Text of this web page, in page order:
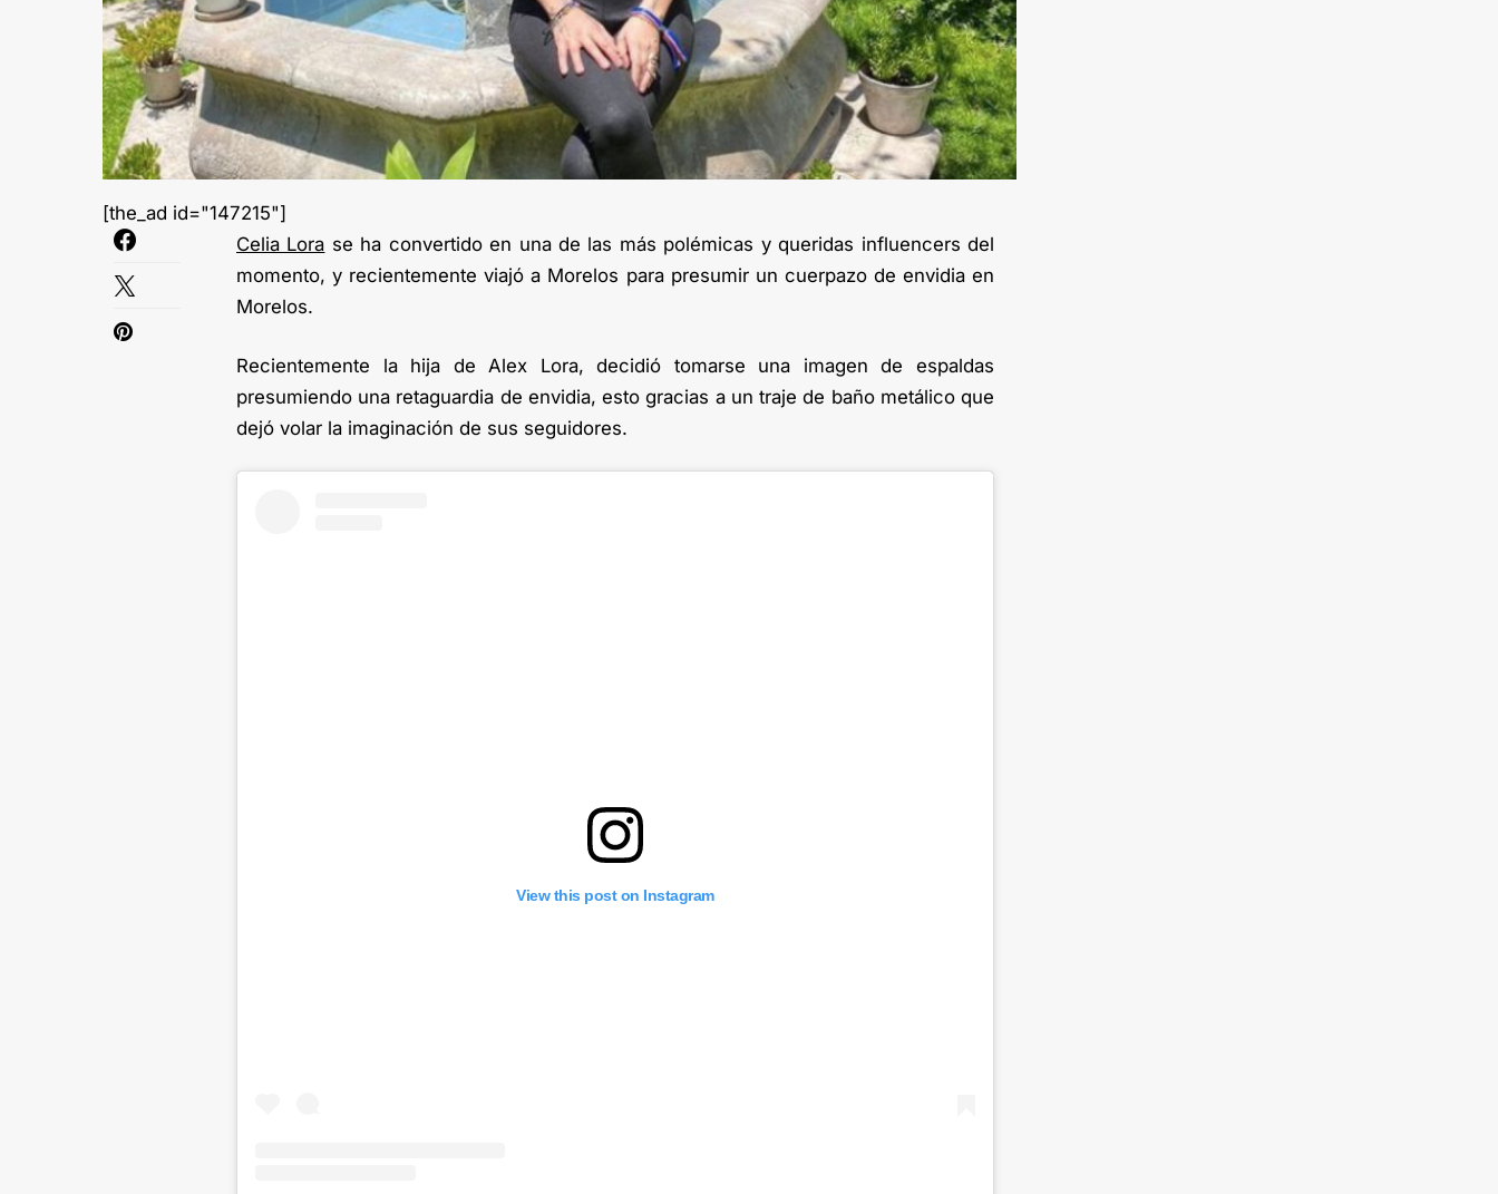
[the_ad id="147215"]
Celia Lora se ha convertido en una de las más polémicas y queridas influencers del
momento, y recientemente viajó a Morelos para presumir un cuerpazo de envidia en
Morelos.
Recientemente la hija de Alex Lora, decidió tomarse una imagen de espaldas
presumiendo una retaguardia de envidia, esto gracias a un traje de baño metálico que
dejó volar la imaginación de sus seguidores.
View this post on Instagram